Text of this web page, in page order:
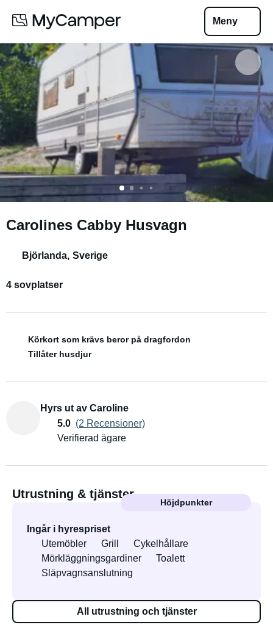
Meny
Carolines Cabby Husvagn
Björlanda, Sverige
4 sovplatser
Körkort som krävs beror på dragfordon
Tillåter husdjur
Hyrs ut av Caroline
5.0 (2 Recensioner)
Verifierad ägare
Utrustning & tjänster
Höjdpunkter
Ingår i hyrespriset
Utemöbler
Grill
Cykelhållare
Mörkläggningsgardiner
Toalett
Släpvagnsanslutning
All utrustning och tjänster